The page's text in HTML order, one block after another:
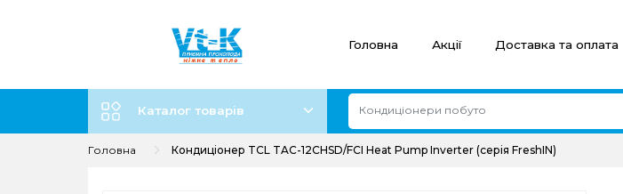
Головна Акції Доставка та оплата
Каталог товарів
Головна Кондиціонер TCL TAC-12CHSD/FCI Heat Pump Inverter (серія FreshIN)